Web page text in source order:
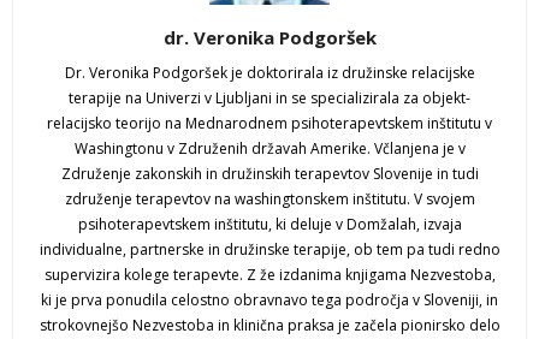
dr. Veronika Podgoršek
Dr. Veronika Podgoršek je doktorirala iz družinske relacijske
terapije na Univerzi v Ljubljani in se specializirala za objekt-
relacijsko teorijo na Mednarodnem psihoterapevtskem inštitutu v
Washingtonu v Združenih državah Amerike. Včlanjena je v
Združenje zakonskih in družinskih terapevtov Slovenije in tudi
združenje terapevtov na washingtonskem inštitutu. V svojem
psihoterapevtskem inštitutu, ki deluje v Domžalah, izvaja
individualne, partnerske in družinske terapije, ob tem pa tudi redno
supervizira kolege terapevte. Z že izdanima knjigama Nezvestoba,
ki je prva ponudila celostno obravnavo tega področja v Sloveniji, in
strokovnejšo Nezvestoba in klinična praksa je začela pionirsko delo